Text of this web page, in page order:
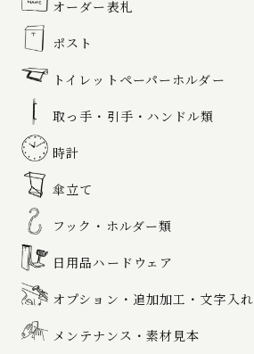
オーダー表札
ポスト
トイレットペーパーホルダー
取っ手・引手・ハンドル類
時計
傘立て
フック・ホルダー類
日用品ハードウェア
オプション・追加加工・文字入れ
メンテナンス・素材見本